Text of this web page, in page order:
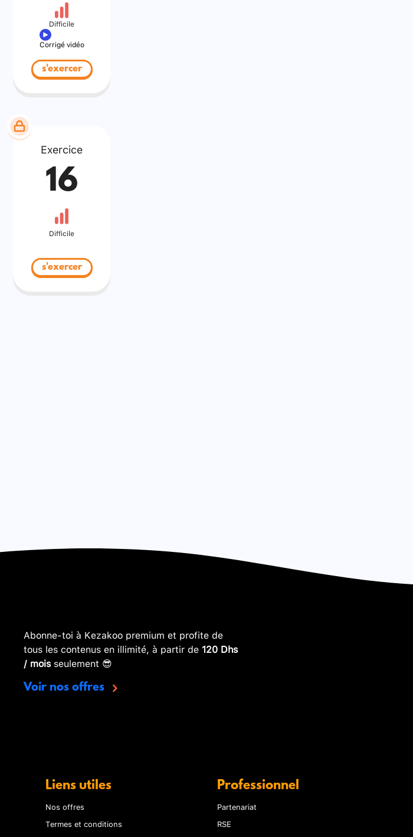
Difficile
Corrigé vidéo
s'exercer
Exercice
16
Difficile
s'exercer
Abonne-toi à Kezakoo premium et profite de
tous les contenus en illimité, à partir de 120 Dhs
/ moisseulement 😎
Voir nos offres
Liens utiles
Nos offres
Termes et conditions
Professionnel
Partenariat
RSE